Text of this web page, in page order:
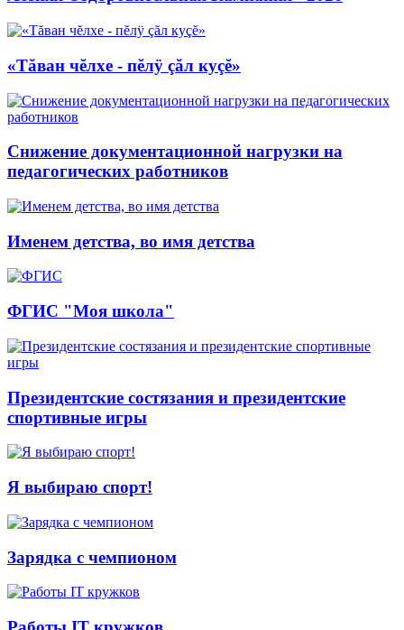
«Тăван чĕлхе - пĕлÿ çăл куçĕ»
Снижение документационной нагрузки на
педагогических работников
Именем детства, во имя детства
ФГИС "Моя школа"
Президентские состязания и президентские
спортивные игры
Я выбираю спорт!
Зарядка с чемпионом